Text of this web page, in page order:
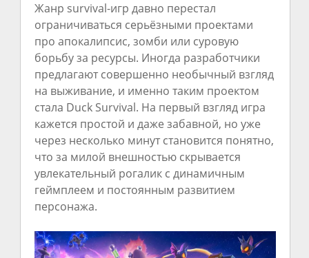
Жанр survival-игр давно перестал
ограничиваться серьёзными проектами
про апокалипсис, зомби или суровую
борьбу за ресурсы. Иногда разработчики
предлагают совершенно необычный взгляд
на выживание, и именно таким проектом
стала Duck Survival. На первый взгляд игра
кажется простой и даже забавной, но уже
через несколько минут становится понятно,
что за милой внешностью скрывается
увлекательный рогалик с динамичным
геймплеем и постоянным развитием
персонажа.